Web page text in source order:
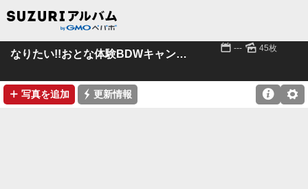
なりたい!!おとな体験BDWキャンドルツリー 📅 --- 🌄 45枚
➕ 写真を追加 ⚡ 更新情報 ⚙
